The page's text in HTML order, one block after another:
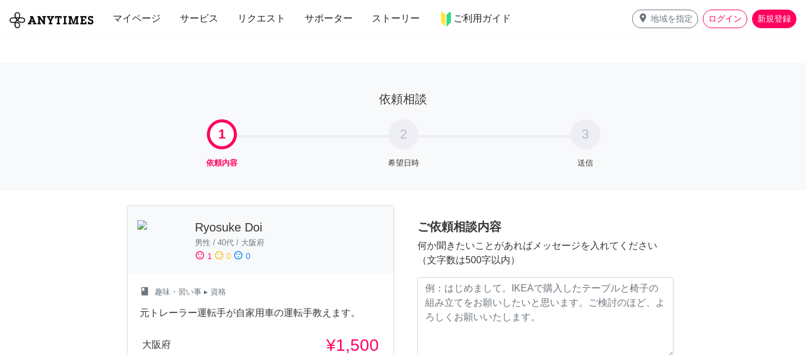
マイページ サービス リクエスト サポーター ストーリー ご利用ガイド place 地域を指定 ログイン 新規登録
全て 修理・組立 家事 引っ越し インテリア 趣味・習い事 ペット 料理
依頼相談
1
依頼内容
2
希望日時
3
送信
Ryosuke Doi
男性 / 40代 / 大阪府
sentiment_satisfied 1 sentiment_neutral 0 sentiment_dissatisfied 0
class 趣味・習い事 ▸ 資格
元トレーラー運転手が自家用車の運転手教えます。
大阪府 ¥1,500
ご依頼相談内容
何か聞きたいことがあればメッセージを入れてください
（文字数は500字以内）